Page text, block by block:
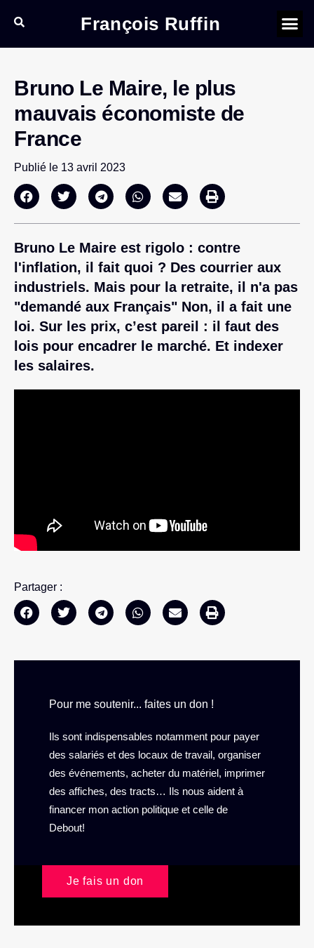
François Ruffin
Bruno Le Maire, le plus
mauvais économiste de
France
Publié le 13 avril 2023
Bruno Le Maire est rigolo : contre
l'inflation, il fait quoi ? Des courrier aux
industriels. Mais pour la retraite, il n'a pas
"demandé aux Français" Non, il a fait une
loi. Sur les prix, c’est pareil : il faut des
lois pour encadrer le marché. Et indexer
les salaires.
Partager :
Pour me soutenir... faites un don !
Ils sont indispensables notamment pour payer
des salariés et des locaux de travail, organiser
des événements, acheter du matériel, imprimer
des affiches, des tracts… Ils nous aident à
financer mon action politique et celle de
Debout!
Je fais un don